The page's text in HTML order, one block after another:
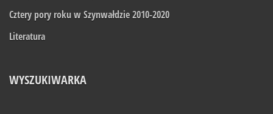
Cztery pory roku w Szynwałdzie 2010-2020
Literatura
WYSZUKIWARKA